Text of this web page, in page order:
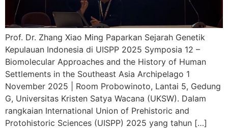
Prof. Dr. Zhang Xiao Ming Paparkan Sejarah Genetik
Kepulauan Indonesia di UISPP 2025 Symposia 12 –
Biomolecular Approaches and the History of Human
Settlements in the Southeast Asia Archipelago 1
November 2025 | Room Probowinoto, Lantai 5, Gedung
G, Universitas Kristen Satya Wacana (UKSW). Dalam
rangkaian International Union of Prehistoric and
Protohistoric Sciences (UISPP) 2025 yang tahun […]